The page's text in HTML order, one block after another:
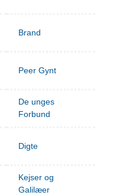
Brand
Peer Gynt
De unges
Forbund
Digte
Kejser og
Galilæer